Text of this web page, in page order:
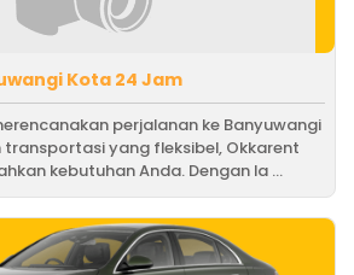
Kota 24 Jam
perjalanan ke Banyuwangi
yang fleksibel, Okkarent
kebutuhan Anda. Dengan la ...